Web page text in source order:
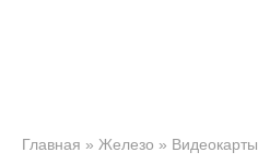
Главная » Железо » Видеокарты